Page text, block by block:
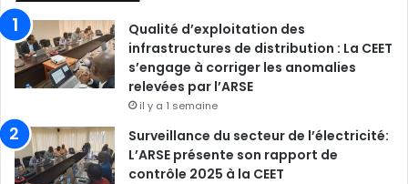
Qualité d’exploitation des
infrastructures de distribution : La CEET
s’engage à corriger les anomalies
relevées par l’ARSE
il y a 1 semaine
Surveillance du secteur de l’électricité:
L’ARSE présente son rapport de
contrôle 2025 à la CEET